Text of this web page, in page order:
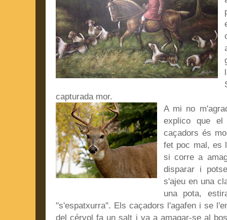
capturada mor.
A mi no
explico que
caçadors és
fet poc mal, es
si corre a
disparar i
s'ajeu en una
una pota,
"s'espatxurra". Els caçadors l'agafen i se
del cérvol fa un salt i va a amagar-se al